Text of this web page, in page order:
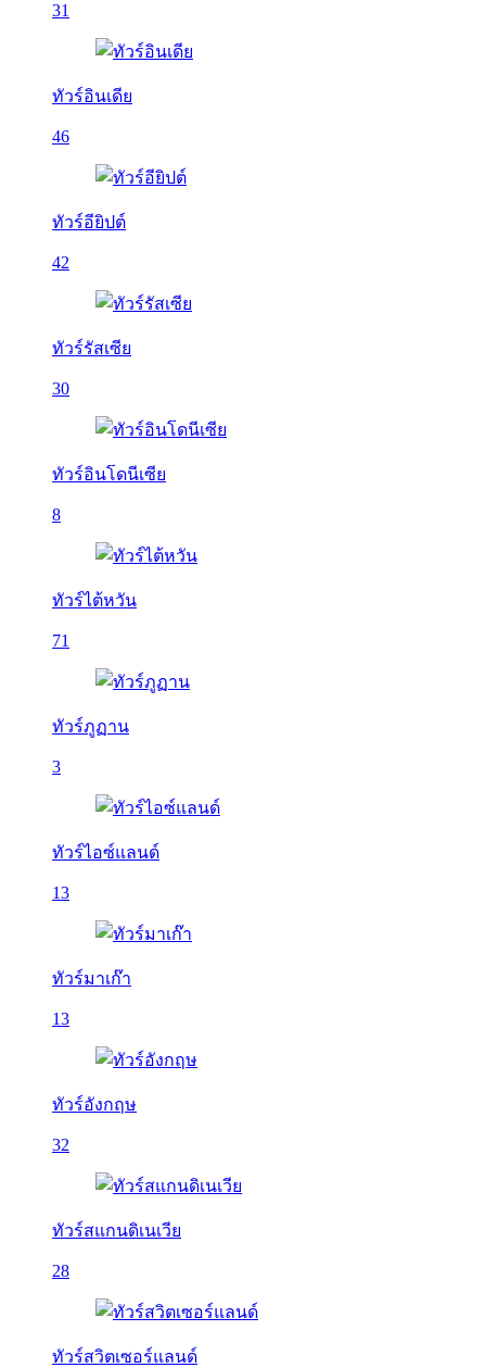
31
ทัวร์อินเดีย
46
ทัวร์อียิปต์
42
ทัวร์รัสเซีย
30
ทัวร์อินโดนีเซีย
8
ทัวร์ไต้หวัน
71
ทัวร์ภูฏาน
3
ทัวร์ไอซ์แลนด์
13
ทัวร์มาเก๊า
13
ทัวร์อังกฤษ
32
ทัวร์สแกนดิเนเวีย
28
ทัวร์สวิตเซอร์แลนด์